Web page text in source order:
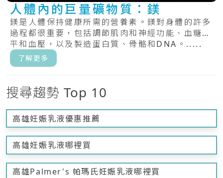
人體內的巨量礦物質：鎂
鎂是人體保持健康所需的營養素。鎂對身體的許多
過程都很重要，包括調節肌肉和神經功能、血糖水
平和血壓，以及製造蛋白質、骨骼和DNA。.....
了解更多
搜尋趨勢 Top 10
高雄妊娠乳液優惠推薦
高雄妊娠乳液哪裡買
高雄Palmer's 帕瑪氏妊娠乳液哪裡買